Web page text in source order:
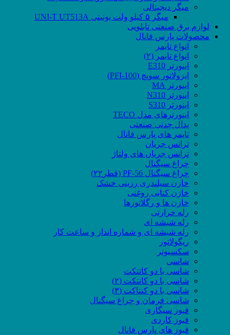
میگر دیجیتالی
میگر ۵ کیلو ولت یونیتی UNI-T UT513A
لوازم برق صنعتی تابلویی
محصولات پارس فانال
انواع تایمر
انواع تایمر (۲)
اینورتر E310
ایزولاتور سویچ (PFI-100)
اینورتر MA
اینورتر N310
اینورتر S310
اینورترهای مدل TECO
پدال چدنی صنعتی
تایمر های پارس فانال
ترانس جریان
ترانس جریان های ولتاژ
چراغ سیگنال
چراغ سیگنال PF-56 (قطر۲۲)
خازن سیلندری رزینی خشک
خازن کتابی روغنی
خازن ها و رگلاتورها
رله حرارتی
رله شیشه ای
رله شیشه ای و شماره انداز و ساعت کار
ریگولاتور
سکسیونر
شاسی
شاسی با دو کاتتکت
شاسی با دو کانتکت (۲)
شاسی با دو کنتاکت (۳)
شاسی فرمان و چراغ سیگنال
فیوز سیگاری
فیوز کاردی
فیوز های پارس فانال